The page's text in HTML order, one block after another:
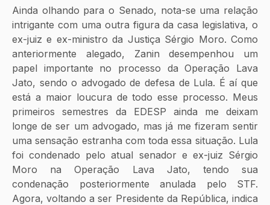
Ainda olhando para o Senado, nota-se uma relação
intrigante com uma outra figura da casa legislativa, o
ex-juiz e ex-ministro da Justiça Sérgio Moro. Como
anteriormente alegado, Zanin desempenhou um
papel importante no processo da Operação Lava
Jato, sendo o advogado de defesa de Lula. É aí que
está a maior loucura de todo esse processo. Meus
primeiros semestres da EDESP ainda me deixam
longe de ser um advogado, mas já me fizeram sentir
uma sensação estranha com toda essa situação. Lula
foi condenado pelo atual senador e ex-juiz Sérgio
Moro na Operação Lava Jato, tendo sua
condenação posteriormente anulada pelo STF.
Agora, voltando a ser Presidente da República, indica